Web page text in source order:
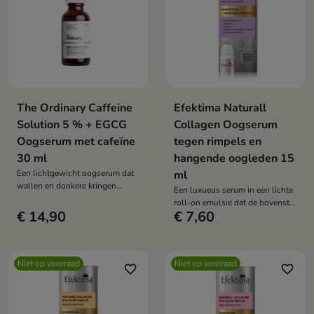
The Ordinary Caffeine
Solution 5 % + EGCG
Oogserum met cafeïne
30 ml
Een lichtgewicht oogserum dat
wallen en donkere kringen
maakt. Een hoge concentratie
cafeïne en EGCG uit groene thee
uitstraling.
€ 14,90
Efektima Naturall
Collagen Oogserum
tegen rimpels en
hangende oogleden 15
ml
Een luxueus serum in een lichte
roll-on emulsie dat de bovenste
oogleden gladmaakt en lift,
ogen verbetert. Regelmatig
gebruik zorgt voor een liftend
effect en een optisch
verjongende uitstraling van de
€ 7,60
Niet op voorraad favorite_border Niet op voorraad favorite_border